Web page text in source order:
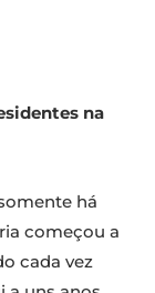
na
há
começou a
cada vez